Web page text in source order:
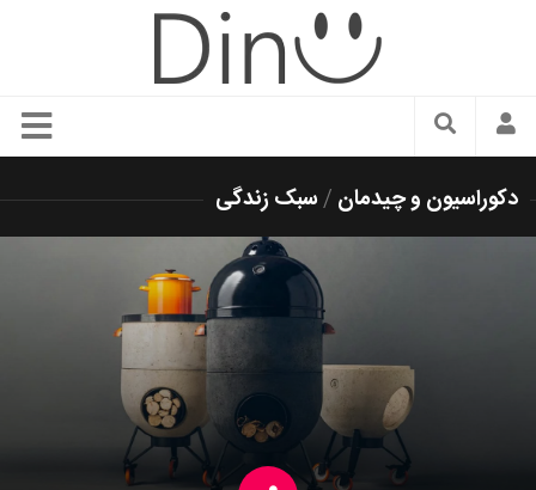
سبک زندگی
دکوراسیون و چیدمان
رستوران گردی
آشپزی
دکوراسیون و چیدمان /سبک زندگی